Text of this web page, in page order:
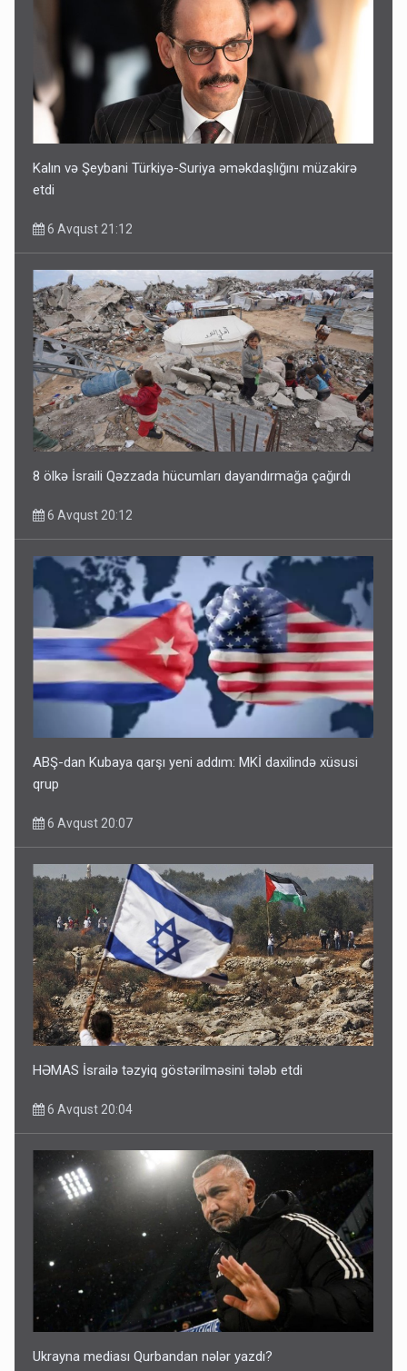
Kalın və Şeybani Türkiyə-Suriya əməkdaşlığını müzakirə
etdi
6 Avqust 21:12
8 ölkə İsraili Qəzzada hücumları dayandırmağa çağırdı
6 Avqust 20:12
ABŞ-dan Kubaya qarşı yeni addım: MKİ daxilində xüsusi
qrup
6 Avqust 20:07
HƏMAS İsrailə təzyiq göstərilməsini tələb etdi
6 Avqust 20:04
Ukrayna mediası Qurbandan nələr yazdı?